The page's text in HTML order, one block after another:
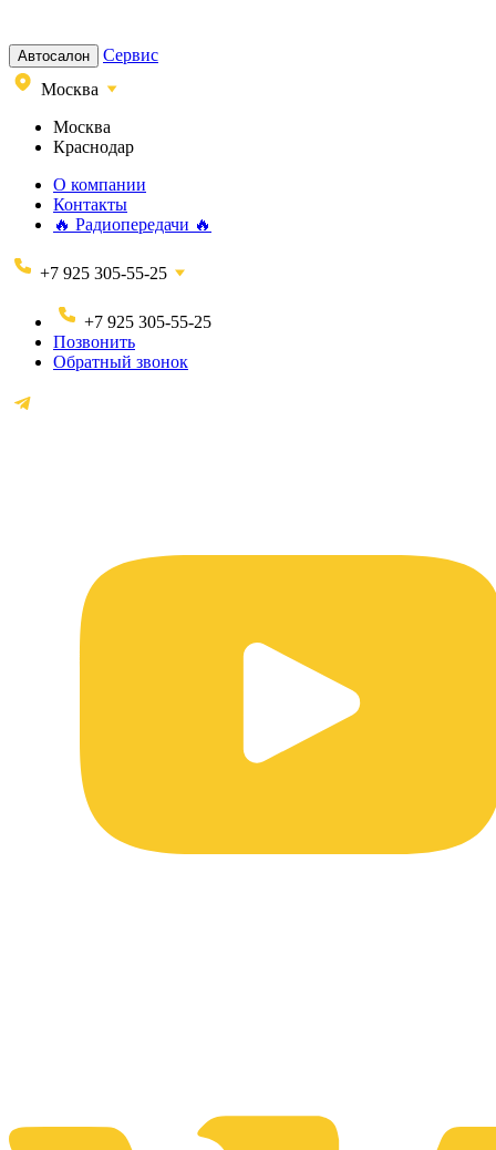
Автосалон
Сервис
Москва
Москва
Краснодар
О компании
Контакты
🔥 Радиопередачи 🔥
+7 925 305-55-25
+7 925 305-55-25
Позвонить
Обратный звонок